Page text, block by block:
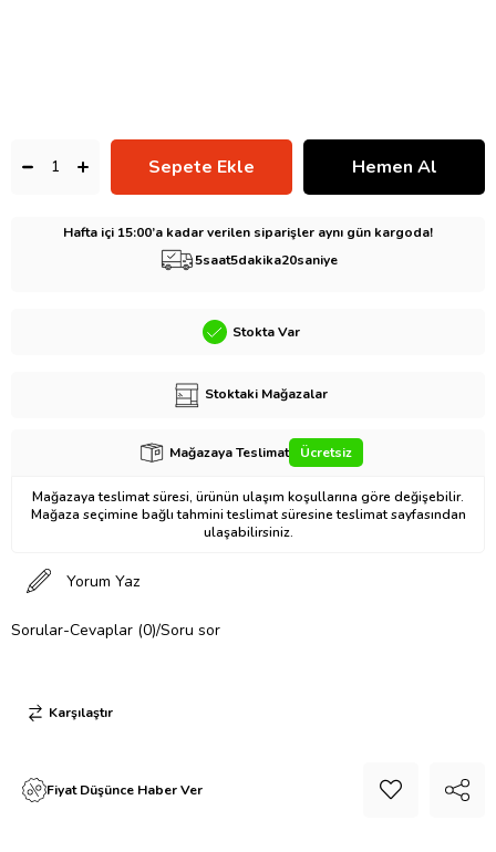
Hafta içi 15:00’a kadar verilen siparişler aynı gün kargoda!
5saat5dakika19saniye
Stokta Var
Stoktaki Mağazalar
Mağazaya Teslimat Ücretsiz
Mağazaya teslimat süresi, ürünün ulaşım koşullarına göre değişebilir.
Mağaza seçimine bağlı tahmini teslimat süresine teslimat sayfasından
ulaşabilirsiniz.
Yorum Yaz
Sorular-Cevaplar (0)/Soru sor
Karşılaştır
Fiyat Düşünce Haber Ver